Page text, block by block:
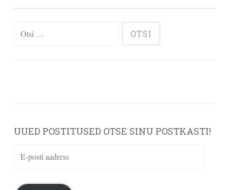
Otsi:
UUED POSTITUSED OTSE SINU POSTKASTI!
E-
aadress